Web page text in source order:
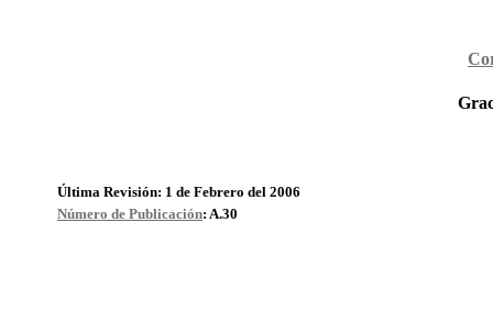
Última Revisión: 1 de Febrero del 2006
Número de Publicación: A.30